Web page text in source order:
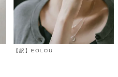
【訳】EOLOU